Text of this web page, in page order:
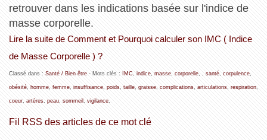
retrouver dans les indications basée sur l'indice de
masse corporelle.
Lire la suite de Comment et Pourquoi calculer son IMC ( Indice
de Masse Corporelle ) ?
Classé dans : Santé / Bien être- Mots clés : IMC indice, masse, corporelle, santé, corpulence,
obésité, homme, femme, insuffisance, poids, taille, graisse, complications, articulations, respiration,
coeur, artères, peau, sommeil vigilance,
Fil RSS des articles de ce mot clé